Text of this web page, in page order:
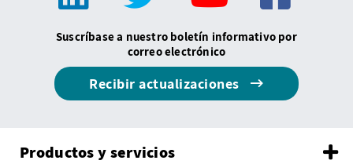
Suscríbase a nuestro boletín informativo por
correo electrónico
Recibir actualizaciones
Productos y servicios